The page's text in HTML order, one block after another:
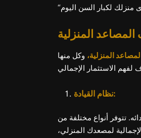
المصاعد المنزلية
المصاعد المنزلية، وكل منها
نظام القيادة:
تتوفر أنواع مختلفة من
لمصعدك المنزلي،